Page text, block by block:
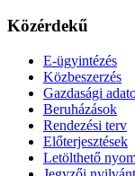
Közérdekű
E-ügyintézés
Közbeszerzés
Gazdasági
Beruházások
Rendezési terv
Előterjesztések
Letölthető